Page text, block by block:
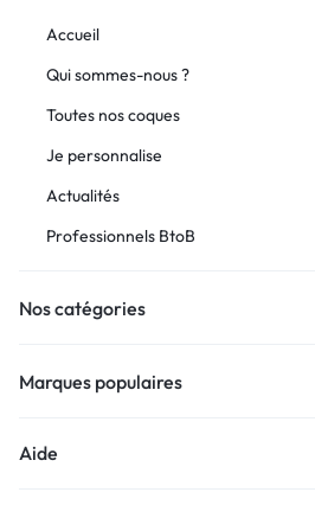
Accueil
Qui sommes-nous ?
Toutes nos coques
Je personnalise
Actualités
Professionnels BtoB
Nos catégories
Marques populaires
Aide